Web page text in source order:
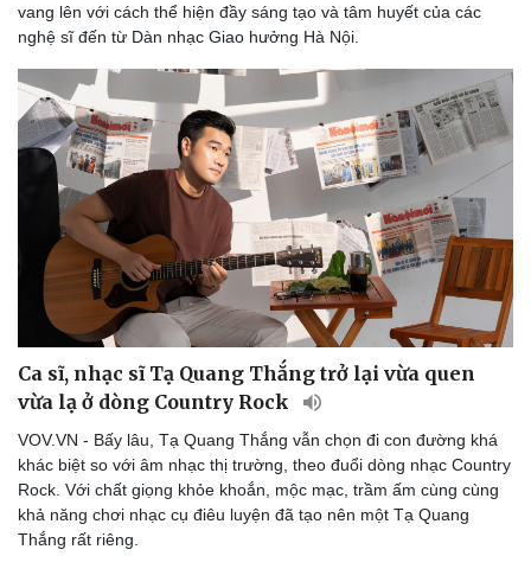
Lịch thi đấu bóng đá
Thế giới thể thao
Hậu trường
Xe máy
Tư vấn
vang lên với cách thể hiện đầy sáng tạo và tâm huyết của các
nghệ sĩ đến từ Dàn nhạc Giao hưởng Hà Nội.
Ca sĩ, nhạc sĩ Tạ Quang Thắng trở lại vừa quen
vừa lạ ở dòng Country Rock
VOV.VN - Bấy lâu, Tạ Quang Thắng vẫn chọn đi con đường khá
khác biệt so với âm nhạc thị trường, theo đuổi dòng nhạc Country
Rock. Với chất giọng khỏe khoắn, mộc mạc, trầm ấm cùng cùng
khả năng chơi nhạc cụ điêu luyện đã tạo nên một Tạ Quang
Thắng rất riêng.